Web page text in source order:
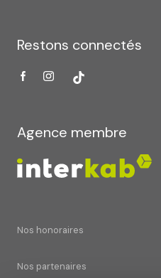
Restons connectés
Agence membre
Nos honoraires
Nos partenaires